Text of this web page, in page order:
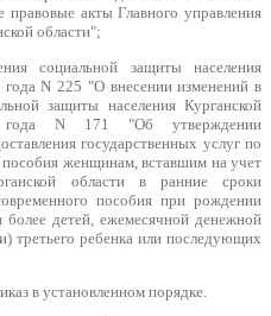
акты Главного управления
области";
социальной защиты населения
N 225 "О внесении изменений в
защиты населения Курганской
N 171 "Об утверждении
государственных услуг по
женщинам, вставшим на учет
области в ранние сроки
пособия при рождении
детей, ежемесячной денежной
третьего ребенка или последующих
в установленном порядке.